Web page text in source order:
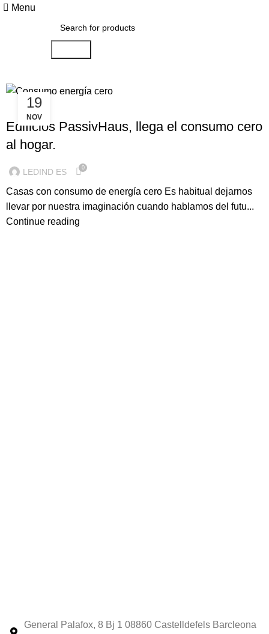
Menu
19
NOV
ILUMINACION LED
Edificios PassivHaus, llega el consumo cero
al hogar.
LEDIND ES 0
Casas con consumo de energía cero Es habitual dejarnos
llevar por nuestra imaginación cuando hablamos del futu...
Continue reading
General Palafox, 8 Bj 1 08860 Castelldefels Barcleona